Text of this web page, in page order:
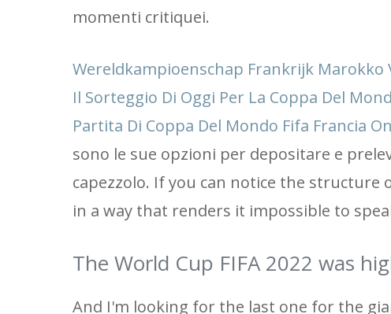
momenti critiquei.
Wereldkampioenschap Frankrijk Marokko
Il Sorteggio Di Oggi Per La Coppa Del
Partita Di Coppa Del Mondo Fifa Francia
sono le sue opzioni per depositare e
capezzolo. If you can notice the
in a way that renders it impossible to
The World Cup FIFA 2022 was
And I'm looking for the last one for the